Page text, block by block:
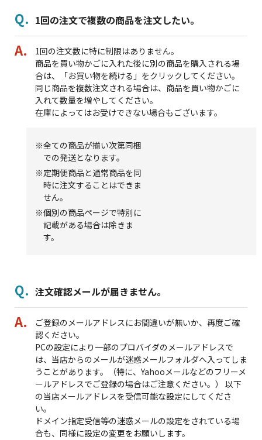
1回の注文で複数の商品を注文したい。
1回の注文数に特に制限はありません。
商品を買い物かごに入れた後に別の商品を購入される場
合は、「お買い物を続ける」をクリックしてください。
同じ商品を複数注文される場合は、商品を買い物かごに
入れて数量を増やしてください。
在庫によってはお受けできない場合もございます。
※全ての商品が揃い次第同梱
での発送となります。
※定期便商品と通常商品を同
時に注文することはできま
せん。
※個別の商品ページで特別に
記載がある場合は除きま
す。
注文確認メールが届きません。
ご登録のメールアドレスにお間違いが無いか、再度ご確
認ください。
PCの設定により一部のプロバイダのメールアドレスで
は、当店からのメールが迷惑メールフォルダへ入ってしま
うことがあります。（特に、Yahooメールなどのフリーメ
ールアドレスでご登録の場合はご注意ください。） 以下
の当店メールアドレスを受信可能な設定にしてくださ
い。
ドメイン指定受信等の迷惑メールの設定をされている場
合も、同様に設定の変更をお願いします。